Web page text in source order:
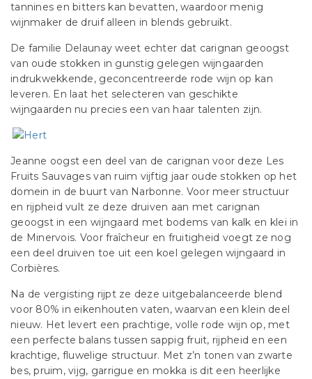
tannines en bitters kan bevatten, waardoor menig
wijnmaker de druif alleen in blends gebruikt.
De familie Delaunay weet echter dat carignan geoogst
van oude stokken in gunstig gelegen wijngaarden
indrukwekkende, geconcentreerde rode wijn op kan
leveren. En laat het selecteren van geschikte
wijngaarden nu precies een van haar talenten zijn.
Jeanne oogst een deel van de carignan voor deze Les
Fruits Sauvages van ruim vijftig jaar oude stokken op het
domein in de buurt van Narbonne. Voor meer structuur
en rijpheid vult ze deze druiven aan met carignan
geoogst in een wijngaard met bodems van kalk en klei in
de Minervois. Voor fraîcheur en fruitigheid voegt ze nog
een deel druiven toe uit een koel gelegen wijngaard in
Corbières.
Na de vergisting rijpt ze deze uitgebalanceerde blend
voor 80% in eikenhouten vaten, waarvan een klein deel
nieuw. Het levert een prachtige, volle rode wijn op, met
een perfecte balans tussen sappig fruit, rijpheid en een
krachtige, fluwelige structuur. Met z’n tonen van zwarte
bes, pruim, vijg, garrigue en mokka is dit een heerlijke